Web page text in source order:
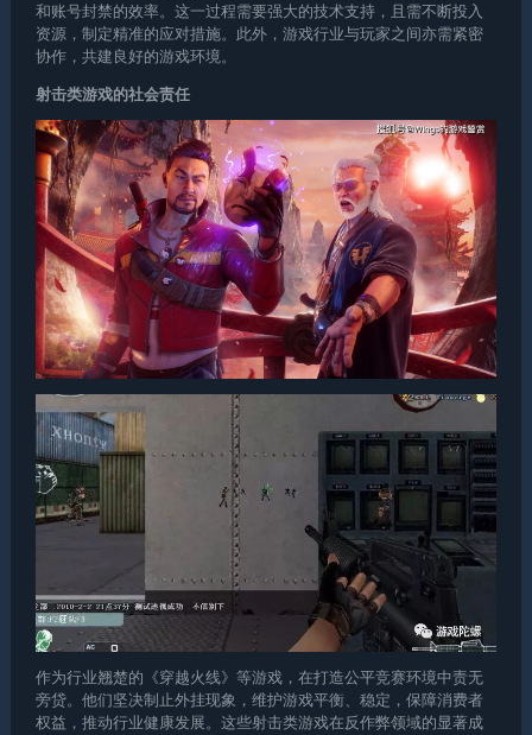
和账号封禁的效率。这一过程需要强大的技术支持，且需不断投入
资源，制定精准的应对措施。此外，游戏行业与玩家之间亦需紧密
协作，共建良好的游戏环境。
射击类游戏的社会责任
作为行业翘楚的《穿越火线》等游戏，在打造公平竞赛环境中责无
旁贷。他们坚决制止外挂现象，维护游戏平衡、稳定，保障消费者
权益，推动行业健康发展。这些射击类游戏在反作弊领域的显著成